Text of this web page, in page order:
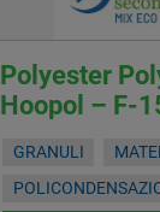
Polyester
Hoopol – F-
GRANULI